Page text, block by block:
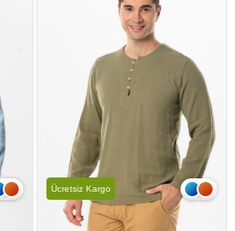
Ücretsiz Kargo